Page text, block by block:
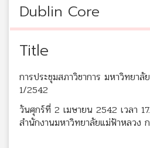
Dublin Core
Title
การประชุมสภาวิชาการ มหาวิทยา
1/2542
วันศุกร์ที่ 2 เมษายน 2542 เวลา
สำนักงานมหาวิทยาลัยแม่ฟ้าหลวง